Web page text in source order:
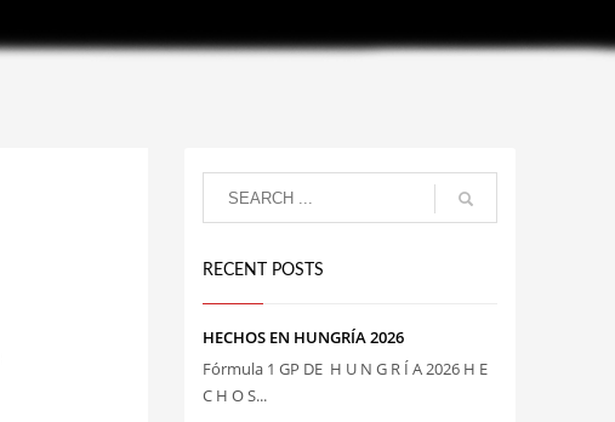
RECENT POSTS
HECHOS EN HUNGRÍA 2026
Fórmula 1 GP DE H U N G R Í A 2026 H E
C H O S...